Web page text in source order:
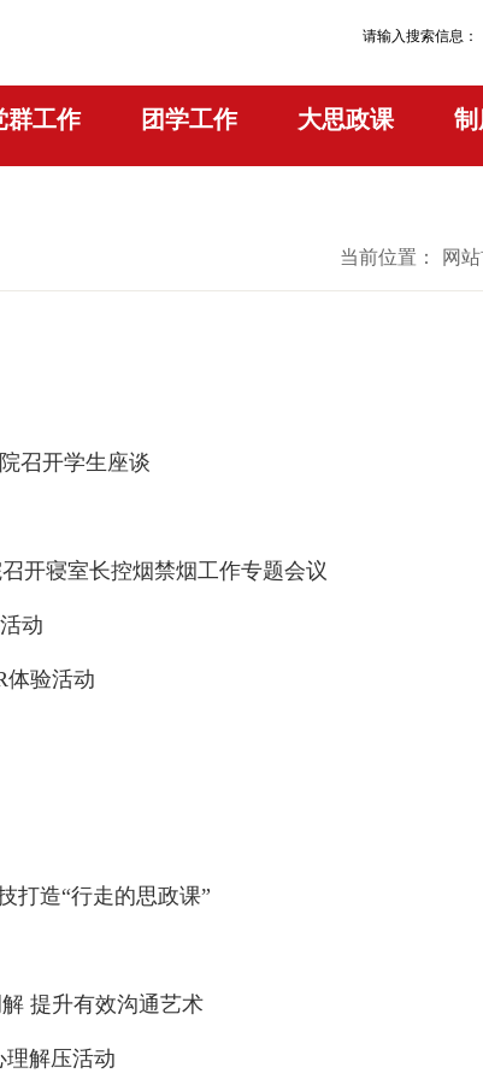
请输入搜索信息：
群工作 团学工作 大思政课 制
当前位置： 网
召开学生座谈
开寝室长控烟禁烟工作专题会议
动
体验活动
打造“行走的思政课”
提升有效沟通艺术
理解压活动